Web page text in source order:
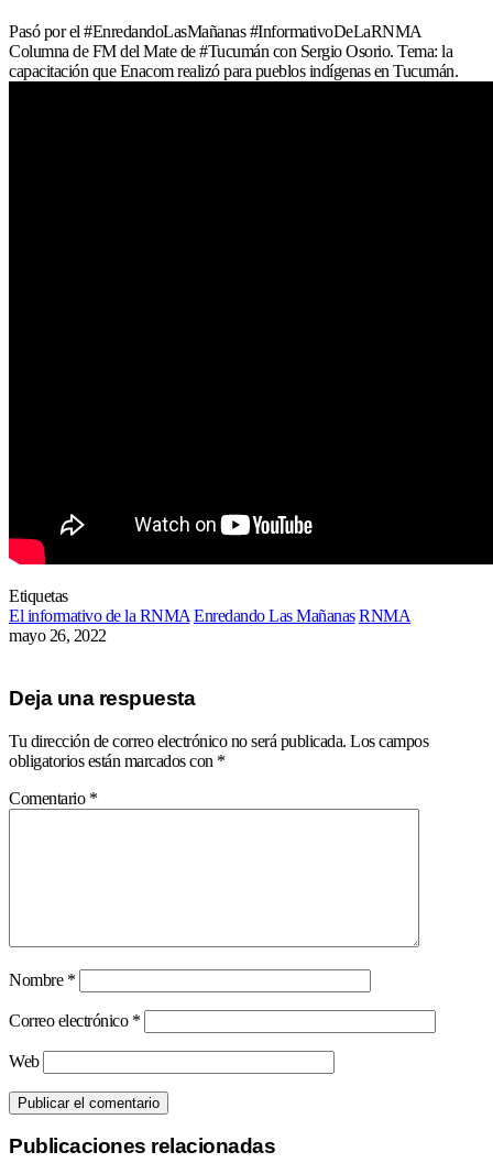
Pasó por el #EnredandoLasMañanas #InformativoDeLaRNMA
Columna de FM del Mate de #Tucumán con Sergio Osorio. Tema: la
capacitación que Enacom realizó para pueblos indígenas en Tucumán.
Etiquetas
El informativo de la RNMA Enredando Las Mañanas RNMA
mayo 26, 2022
Deja una respuesta
Tu dirección de correo electrónico no será publicada. Los campos
obligatorios están marcados con *
Comentario *
Nombre *
Correo electrónico *
Web
Publicaciones relacionadas